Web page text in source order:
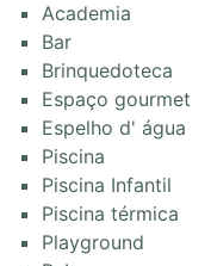
Academia
Bar
Brinquedoteca
Espaço gourmet
Espelho d' água
Piscina
Piscina Infantil
Piscina térmica
Playground